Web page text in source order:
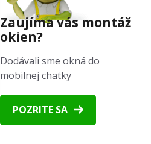
Zaujíma vás montáž
okien?
Dodávali sme okná do
mobilnej chatky
POZRITE SA